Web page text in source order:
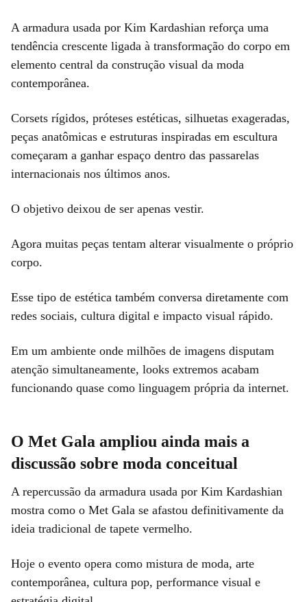
A armadura usada por Kim Kardashian reforça uma
tendência crescente ligada à transformação do corpo em
elemento central da construção visual da moda
contemporânea.
Corsets rígidos, próteses estéticas, silhuetas exageradas,
peças anatômicas e estruturas inspiradas em escultura
começaram a ganhar espaço dentro das passarelas
internacionais nos últimos anos.
O objetivo deixou de ser apenas vestir.
Agora muitas peças tentam alterar visualmente o próprio
corpo.
Esse tipo de estética também conversa diretamente com
redes sociais, cultura digital e impacto visual rápido.
Em um ambiente onde milhões de imagens disputam
atenção simultaneamente, looks extremos acabam
funcionando quase como linguagem própria da internet.
O Met Gala ampliou ainda mais a
discussão sobre moda conceitual
A repercussão da armadura usada por Kim Kardashian
mostra como o Met Gala se afastou definitivamente da
ideia tradicional de tapete vermelho.
Hoje o evento opera como mistura de moda, arte
contemporânea, cultura pop, performance visual e